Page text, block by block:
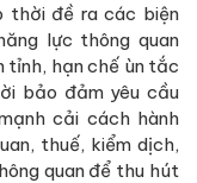
thời đề ra các biện
lực thông quan
tỉnh, hạn chế ùn tắc
bảo đảm yêu cầu
cải cách hành
thuế, kiểm dịch,
quan để thu hút